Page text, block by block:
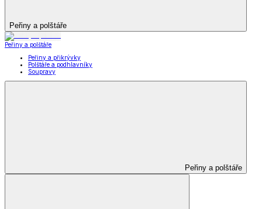
Peřiny a polštáře
Peřiny a polštáře
Peřiny a přikrývky
Polštáře a podhlavníky
Soupravy
Peřiny a polštáře